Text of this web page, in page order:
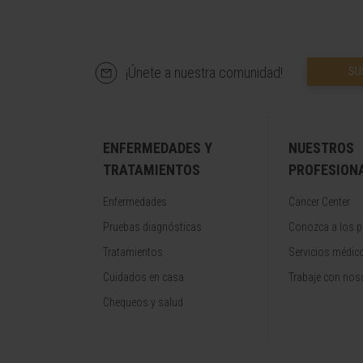
¡Únete a nuestra comunidad!
ENFERMEDADES Y
TRATAMIENTOS
Enfermedades
Pruebas diagnósticas
Tratamientos
Cuidados en casa
Chequeos y salud
NUESTROS
Cancer Center
Conozca a los
Servicios
Trabaje con